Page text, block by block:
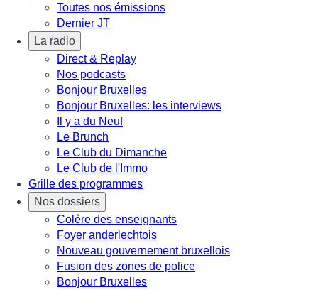
Toutes nos émissions
Dernier JT
La radio
Direct & Replay
Nos podcasts
Bonjour Bruxelles
Bonjour Bruxelles: les interviews
Il y a du Neuf
Le Brunch
Le Club du Dimanche
Le Club de l'Immo
Grille des programmes
Nos dossiers
Colère des enseignants
Foyer anderlechtois
Nouveau gouvernement bruxellois
Fusion des zones de police
Bonjour Bruxelles